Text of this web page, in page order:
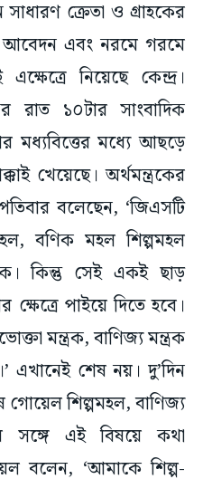
ক্রেতা ও গ্রাহকের
আবেদন এবং নরমে গরমে
নিয়েছে কেন্দ্র।
রাত ১০টার সাংবাদিক
মধ্যবিত্তের মধ্যে আছড়ে
খেয়েছে। অর্থমন্ত্রকের
বলেছেন, ‘জিএসটি
বণিক মহল শিল্পমহল
কিন্তু সেই একই ছাড়
পাইয়ে দিতে হবে।
মন্ত্রক, বাণিজ্য মন্ত্রক
শেষ নয়। দু’দিন
গোয়েল শিল্পমহল, বাণিজ্য
সঙ্গে এই বিষয়ে কথা
বলেন, ‘আমাকে শিল্প-